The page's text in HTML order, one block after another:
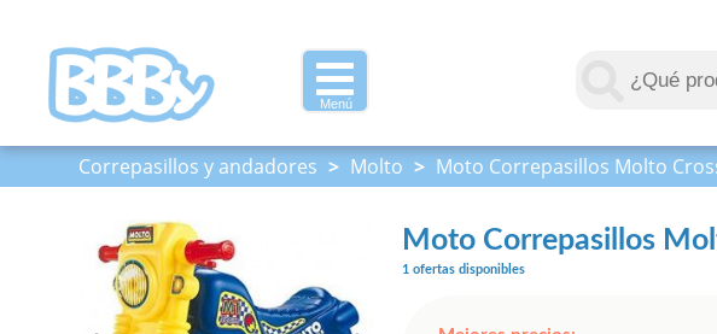
Menú
Correpasillos y andadores > Molto > Moto Correpasillos Molto
Moto Correpasillos
1 ofertas disponibles